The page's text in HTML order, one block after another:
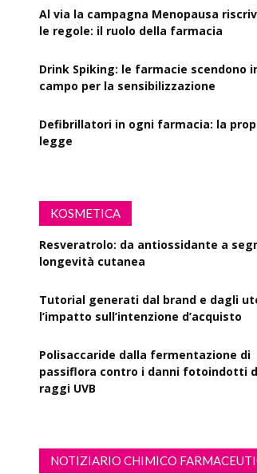
Al via la campagna Menopausa
le regole: il ruolo della farmacia
Drink Spiking: le farmacie scendono
campo per la sensibilizzazione
Defibrillatori in ogni farmacia: la
legge
KOSMETICA
Resveratrolo: da antiossidante a
longevità cutanea
Tutorial generati dal brand e dagli
l’impatto sull’intenzione d’acquisto
Polisaccaride dalla fermentazione di
passiflora contro i danni fotoindotti
raggi UVB
NOTIZIARIO CHIMICO